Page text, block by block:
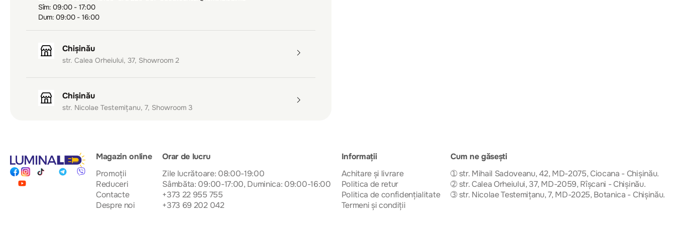
Sîm: 09:00 - 17:00
Dum: 09:00 - 16:00
Chișinău
str. Calea Orheiului, 37, Showroom 2
Chișinău
str. Nicolae Testemițanu, 7, Showroom 3
Magazin online
Promoții
Reduceri
Contacte
Despre noi
Orar de lucru
Zile lucrătoare: 08:00-19:00
Sâmbăta: 09:00-17:00, Duminica: 09:00-16:00
+373 22 955 755
+373 69 202 042
Informații
Achitare și livrare
Politica de retur
Politica de confidențialitate
Termeni și condiții
Cum ne găsești
➀ str. Mihail Sadoveanu, 42, MD-2075, Ciocana - Chișinău.
➁ str. Calea Orheiului, 37, MD-2059, Rîșcani - Chișinău.
➂ str. Nicolae Testemițanu, 7, MD-2025, Botanica - Chișinău.